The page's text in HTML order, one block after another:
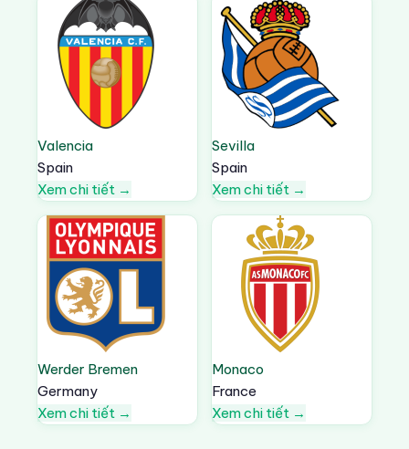
Valencia
Spain
Xem chi tiết →
Sevilla
Spain
Xem chi tiết →
Werder Bremen
Germany
Xem chi tiết →
Monaco
France
Xem chi tiết →